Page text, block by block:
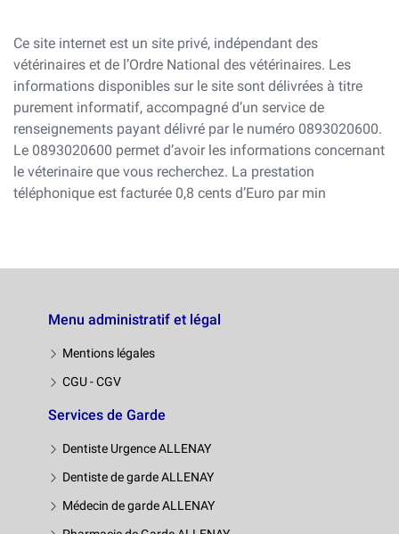
Ce site internet est un site privé, indépendant des
vétérinaires et de l’Ordre National des vétérinaires. Les
informations disponibles sur le site sont délivrées à titre
purement informatif, accompagné d’un service de
renseignements payant délivré par le numéro 0893020600.
Le 0893020600 permet d’avoir les informations concernant
le véterinaire que vous recherchez. La prestation
téléphonique est facturée 0,8 cents d’Euro par min
Menu administratif et légal
Mentions légales
CGU - CGV
Services de Garde
Dentiste Urgence ALLENAY
Dentiste de garde ALLENAY
Médecin de garde ALLENAY